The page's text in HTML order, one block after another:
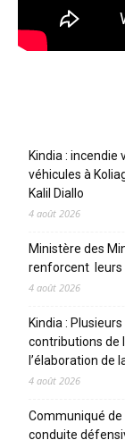
Kindia :
véhicules à
Kalil Diallo
4 août 2026
Ministère des
renforcent leurs
4 août 2026
Kindia :
contributions de
l’élaboration de
4 août 2026
Communiqué
conduite